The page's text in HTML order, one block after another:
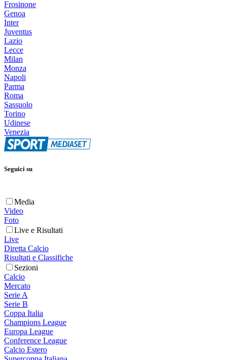
Frosinone
Genoa
Inter
Juventus
Lazio
Lecce
Milan
Monza
Napoli
Parma
Roma
Sassuolo
Torino
Udinese
Venezia
Seguici su
Media
Video
Foto
Live e Risultati
Live
Diretta Calcio
Risultati e Classifiche
Sezioni
Calcio
Mercato
Serie A
Serie B
Coppa Italia
Champions League
Europa League
Conference League
Calcio Estero